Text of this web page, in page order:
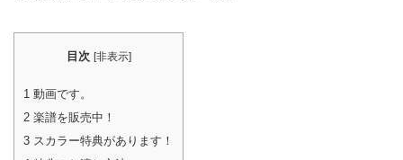
目次 [非表示]
1 動画です。
2 楽譜を販売中！
3 スカラー特典があります！